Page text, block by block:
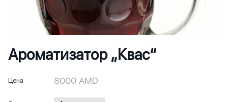
Ароматизатор „Квас“
Цена 8000 AMD